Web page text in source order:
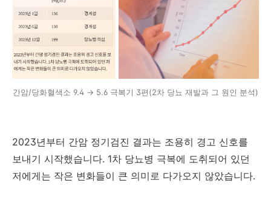
간암/당화혈색소 9.4 → 5.6 극복기 3편(2차 당뇨 재발과 그 원인 분석)
2023년부터 간암 정기검진 결과는 조용히 경고 신호를
보내기 시작했습니다. 1차 당뇨병 극복에 도취되어 있던
저에게는 작은 변화들이 큰 의미로 다가오지 않았습니다.